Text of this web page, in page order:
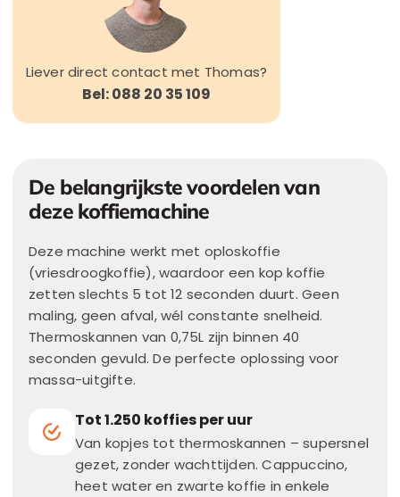
Liever direct contact met Thomas?
Bel: 088 20 35 109
De belangrijkste voordelen van
deze koffiemachine
Deze machine werkt met oploskoffie
(vriesdroogkoffie), waardoor een kop koffie
zetten slechts 5 tot 12 seconden duurt. Geen
maling, geen afval, wél constante snelheid.
Thermoskannen van 0,75L zijn binnen 40
seconden gevuld. De perfecte oplossing voor
massa-uitgifte.
Tot 1.250 koffies per uur
Van kopjes tot thermoskannen – supersnel
gezet, zonder wachttijden. Cappuccino,
heet water en zwarte koffie in enkele